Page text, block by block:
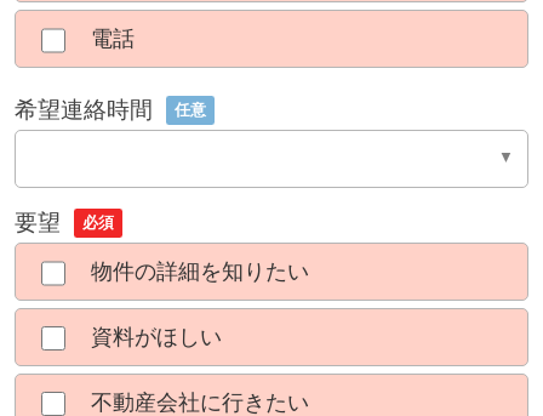
電話
希望連絡時間 任意
要望 必須
物件の詳細を知りたい
資料がほしい
不動産会社に行きたい